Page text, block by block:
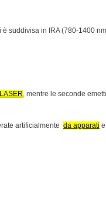
suddivisa in IRA (780-1400
LASER, mentre le seconde
artificialmente da apparati